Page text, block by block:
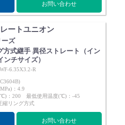
お問い合わせ
ートユニオン
ーズ
方式継手 異径ストレート（イン
ンチサイズ）
6.35X3.2-R
：4.9
：200 最低使用温度(℃)：-45
縮リング方式
お問い合わせ